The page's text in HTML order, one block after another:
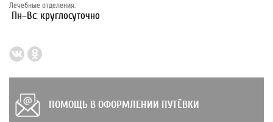
Лечебные отделения:
Пн–Вс: круглосуточно
ПОМОЩЬ В ОФОРМЛЕНИИ ПУТЁВКИ